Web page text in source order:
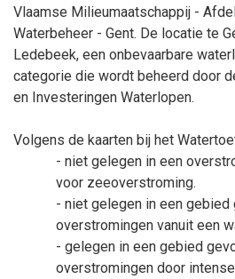
Vlaamse Milieumaatschappij -
Waterbeheer - Gent. De locatie te
Ledebeek, een onbevaarbare
categorie die wordt beheerd door
en Investeringen Waterlopen.
Volgens de kaarten bij het
- niet gelegen in een
voor zeeoverstroming.
- niet gelegen in een
overstromingen vanuit een
- gelegen in een gebied
overstromingen door